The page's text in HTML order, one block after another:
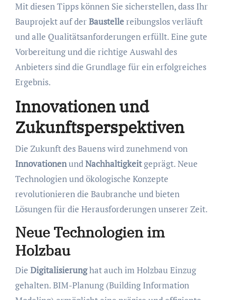
Mit diesen Tipps können Sie sicherstellen, dass Ihr
Bauprojekt auf derBaustellereibungslos verläuft
und alle Qualitätsanforderungen erfüllt. Eine gute
Vorbereitung und die richtige Auswahl des
Anbieters sind die Grundlage für ein erfolgreiches
Ergebnis.
Innovationen und
Zukunftsperspektiven
Die Zukunft des Bauens wird zunehmend von
InnovationenundNachhaltigkeitgeprägt. Neue
Technologien und ökologische Konzepte
revolutionieren die Baubranche und bieten
Lösungen für die Herausforderungen unserer Zeit.
Neue Technologien im
Holzbau
Die Digitalisierunghat auch im Holzbau Einzug
gehalten. BIM-Planung (Building Information